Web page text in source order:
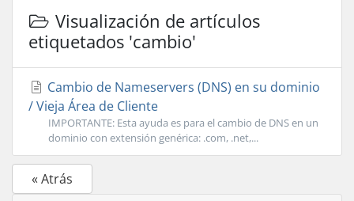
Visualización de artículos
etiquetados 'cambio'
Cambio de Nameservers (DNS) en su dominio
/ Vieja Área de Cliente
IMPORTANTE: Esta ayuda es para el cambio de DNS en un
dominio con extensión genérica: .com, .net,...
« Atrás